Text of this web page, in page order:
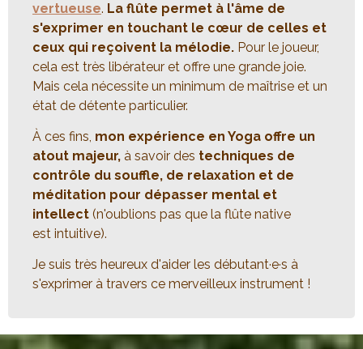
vertueuse. La flûte permet à l'âme de
s'exprimer en touchant le cœur de celles et
ceux qui reçoivent la mélodie. Pour le joueur,
cela est très libérateur et offre une grande joie.
Mais cela nécessite un minimum de maîtrise et un
état de détente particulier.
À ces fins, mon expérience en Yoga offre un
atout majeur, à savoir des techniques de
contrôle du souffle, de relaxation et de
méditation pour dépasser mental et
intellect (n'oublions pas que la flûte native
est intuitive).
Je suis très heureux d'aider les débutant·e·s à
s'exprimer à travers ce merveilleux instrument !